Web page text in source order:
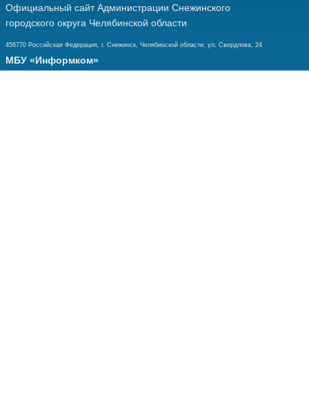
Официальный сайт Администрации Снежинского
городского округа Челябинской области
456770 Российская Федерация, г. Снежинск, Челябинской области, ул. Свердлова, 24
МБУ «Информком»